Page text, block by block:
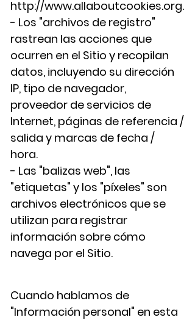
http://www.allaboutcookies.org.
- Los "archivos de registro"
rastrean las acciones que
ocurren en el Sitio y recopilan
datos, incluyendo su dirección
IP, tipo de navegador,
proveedor de servicios de
Internet, páginas de referencia /
salida y marcas de fecha /
hora.
- Las "balizas web", las
"etiquetas" y los "píxeles" son
archivos electrónicos que se
utilizan para registrar
información sobre cómo
navega por el Sitio.
Cuando hablamos de
"Información personal" en esta